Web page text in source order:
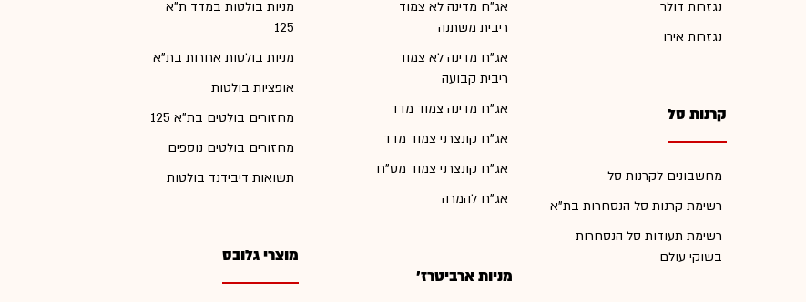
נגזרות דולר
נגזרות אירו
קרנות סל
מחשבונים לקרנות סל
רשימת קרנות סל הנסחרות בת"א
רשימת תעודות סל הנסחרות
בשוקי עולם
אג"ח מדינה לא צמוד
ריבית משתנה
אג"ח מדינה לא צמוד
ריבית קבועה
אג"ח מדינה צמוד מדד
אג"ח קונצרני צמוד מדד
אג"ח קונצרני צמוד מט"ח
אג"ח להמרה
מניות ארביטרז'
מניות בולטות במדד ת"א
125
מניות בולטות אחרות בת"א
אופציות בולטות
מחזורים בולטים בת"א 125
מחזורים בולטים נוספים
תשואות דיבידנד בולטות
מוצרי גלובס